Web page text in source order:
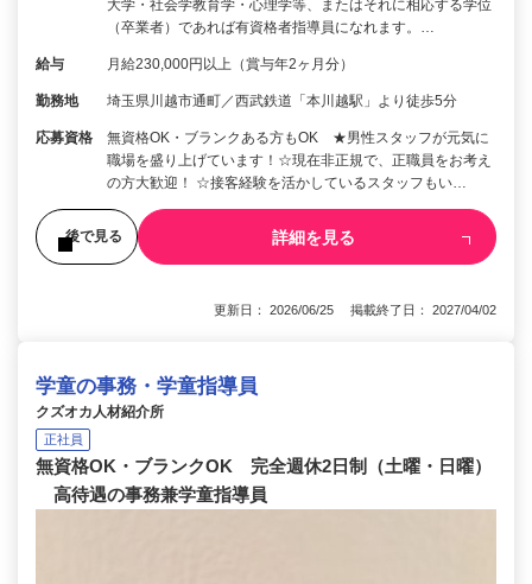
大学・社会学教育学・心理学等、またはそれに相応する学位
（卒業者）であれば有資格者指導員になれます。…
給与 月給230,000円以上（賞与年2ヶ月分）
勤務地 埼玉県川越市通町／西武鉄道「本川越駅」より徒歩5分
応募資格
無資格OK・ブランクある方もOK ★男性スタッフが元気に
職場を盛り上げています！☆現在非正規で、正職員をお考え
の方大歓迎！ ☆接客経験を活かしているスタッフもい…
後で見る 詳細を見る
更新日： 2026/06/25 掲載終了日： 2027/04/02
学童の事務・学童指導員
クズオカ人材紹介所
正社員
無資格OK・ブランクOK 完全週休2日制（土曜・日曜）
高待遇の事務兼学童指導員